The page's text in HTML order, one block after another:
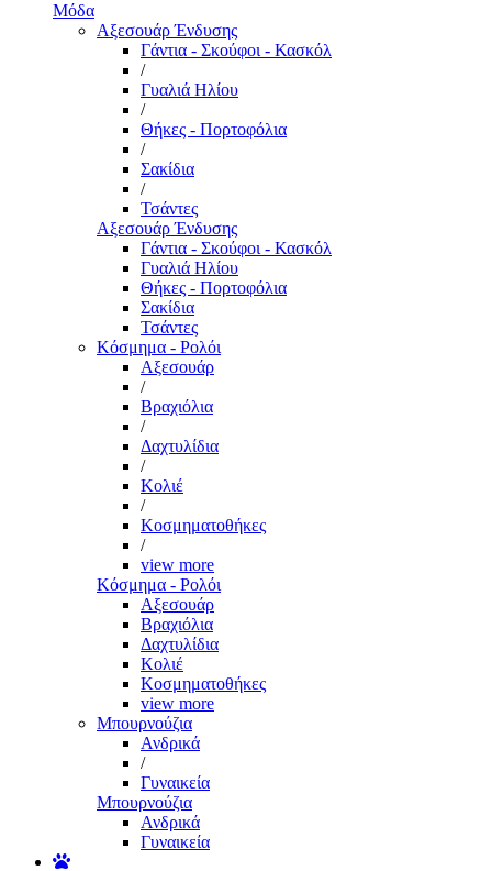
Μόδα
Αξεσουάρ Ένδυσης
Γάντια - Σκούφοι - Κασκόλ
/
Γυαλιά Ηλίου
/
Θήκες - Πορτοφόλια
/
Σακίδια
/
Τσάντες
Αξεσουάρ Ένδυσης
Γάντια - Σκούφοι - Κασκόλ
Γυαλιά Ηλίου
Θήκες - Πορτοφόλια
Σακίδια
Τσάντες
Κόσμημα - Ρολόι
Αξεσουάρ
/
Βραχιόλια
/
Δαχτυλίδια
/
Κολιέ
/
Κοσμηματοθήκες
/
view more
Κόσμημα - Ρολόι
Αξεσουάρ
Βραχιόλια
Δαχτυλίδια
Κολιέ
Κοσμηματοθήκες
view more
Μπουρνούζια
Ανδρικά
/
Γυναικεία
Μπουρνούζια
Ανδρικά
Γυναικεία